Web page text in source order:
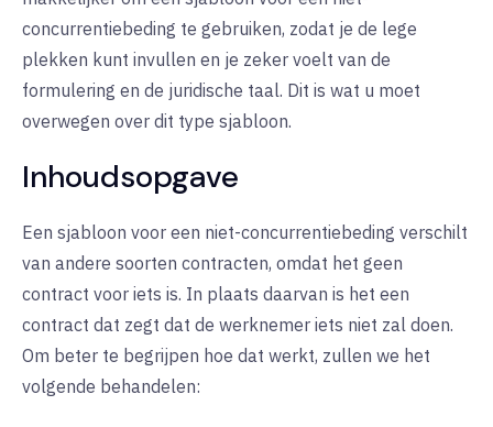
concurrentiebeding te gebruiken, zodat je de lege
plekken kunt invullen en je zeker voelt van de
formulering en de juridische taal. Dit is wat u moet
overwegen over dit type sjabloon.
Inhoudsopgave
Een sjabloon voor een niet-concurrentiebeding verschilt
van andere soorten contracten, omdat het geen
contract voor iets is. In plaats daarvan is het een
contract dat zegt dat de werknemer iets niet zal doen.
Om beter te begrijpen hoe dat werkt, zullen we het
volgende behandelen: